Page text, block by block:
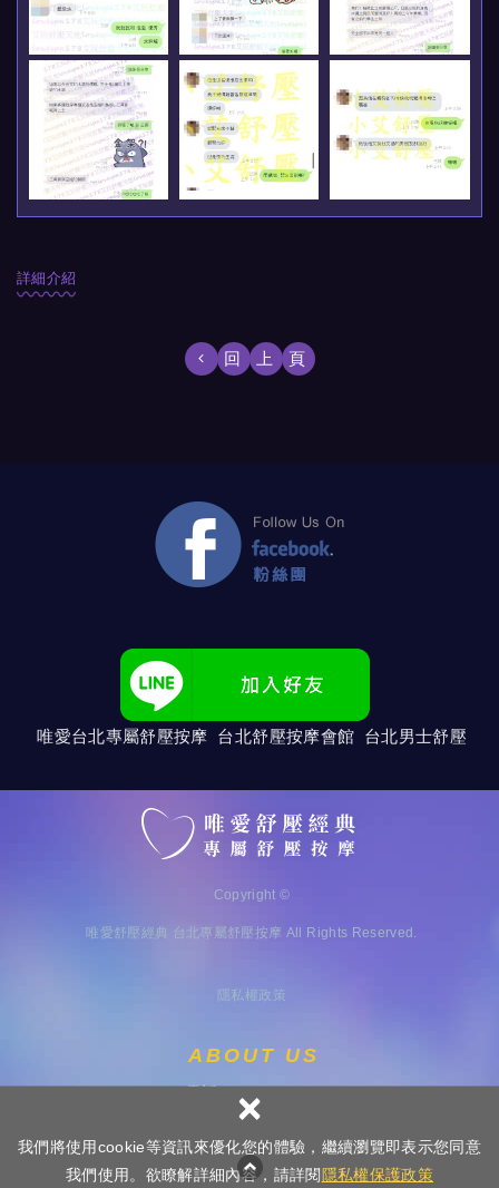
我們將使用cookie等資訊來優化您的體驗，繼續瀏覽即表示您同意
我們使用。欲瞭解詳細內容，請詳閱 隱私權保護政策
×
詳細介紹
回上頁
唯愛台北專屬舒壓按摩 台北舒壓按摩會館 台北男士舒壓
Copyright ©
唯愛舒壓經典 台北專屬舒壓按摩 All Rights Reserved.
隱私權政策
ABOUT US